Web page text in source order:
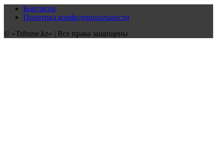
Контакты
Политика конфиденциальности
© «Tribune.kz» | Все права защищены